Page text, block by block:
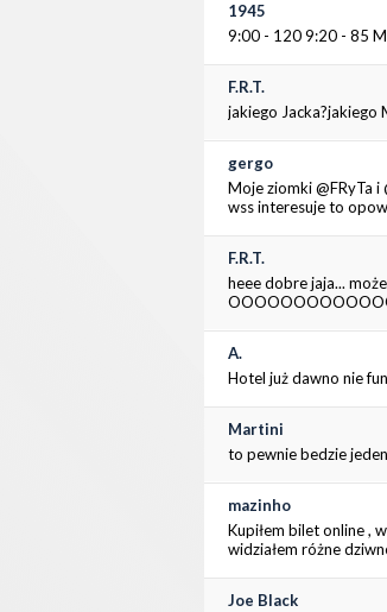
1945
9:00 - 120 9:20 - 85
F.R.T.
jakiego Jacka?jakiego
gergo
Moje ziomki @FRyTa i
wss interesuje to
F.R.T.
heee dobre jaja...
A.
Hotel już dawno nie
Martini
to pewnie bedzie
mazinho
Kupiłem bilet online ,
widziałem różne
Joe Black